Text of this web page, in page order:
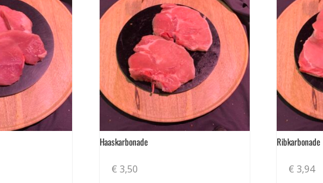
Haaskarbonade
€ 3,50
Ribkarbonade
€ 3,94